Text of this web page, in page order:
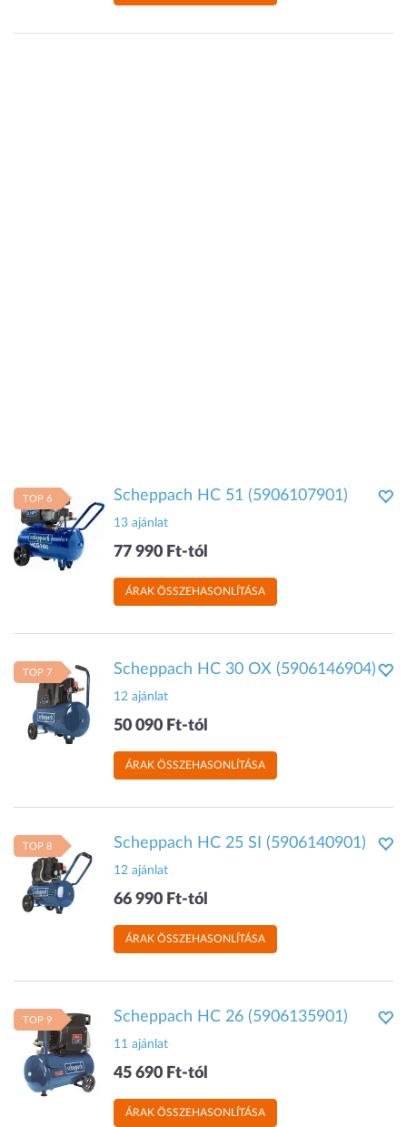
TOP 6 Scheppach HC 51 (5906107901)
13 ajánlat
77 990 Ft-tól
ÁRAK ÖSSZEHASONLÍTÁSA
TOP 7 Scheppach HC 30 OX (5906146904)
12 ajánlat
50 090 Ft-tól
ÁRAK ÖSSZEHASONLÍTÁSA
TOP 8 Scheppach HC 25 SI (5906140901)
12 ajánlat
66 990 Ft-tól
ÁRAK ÖSSZEHASONLÍTÁSA
TOP 9 Scheppach HC 26 (5906135901)
11 ajánlat
45 690 Ft-tól
ÁRAK ÖSSZEHASONLÍTÁSA